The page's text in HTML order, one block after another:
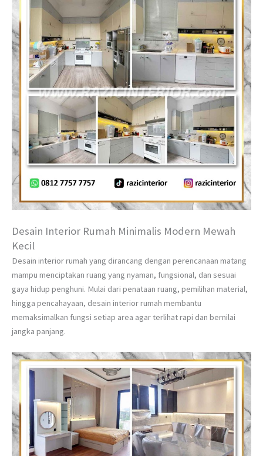
Desain Interior Rumah Minimalis Modern Mewah
Kecil
Desain interior rumah yang dirancang dengan perencanaan matang
mampu menciptakan ruang yang nyaman, fungsional, dan sesuai
gaya hidup penghuni. Mulai dari penataan ruang, pemilihan material,
hingga pencahayaan, desain interior rumah membantu
memaksimalkan fungsi setiap area agar terlihat rapi dan bernilai
jangka panjang.